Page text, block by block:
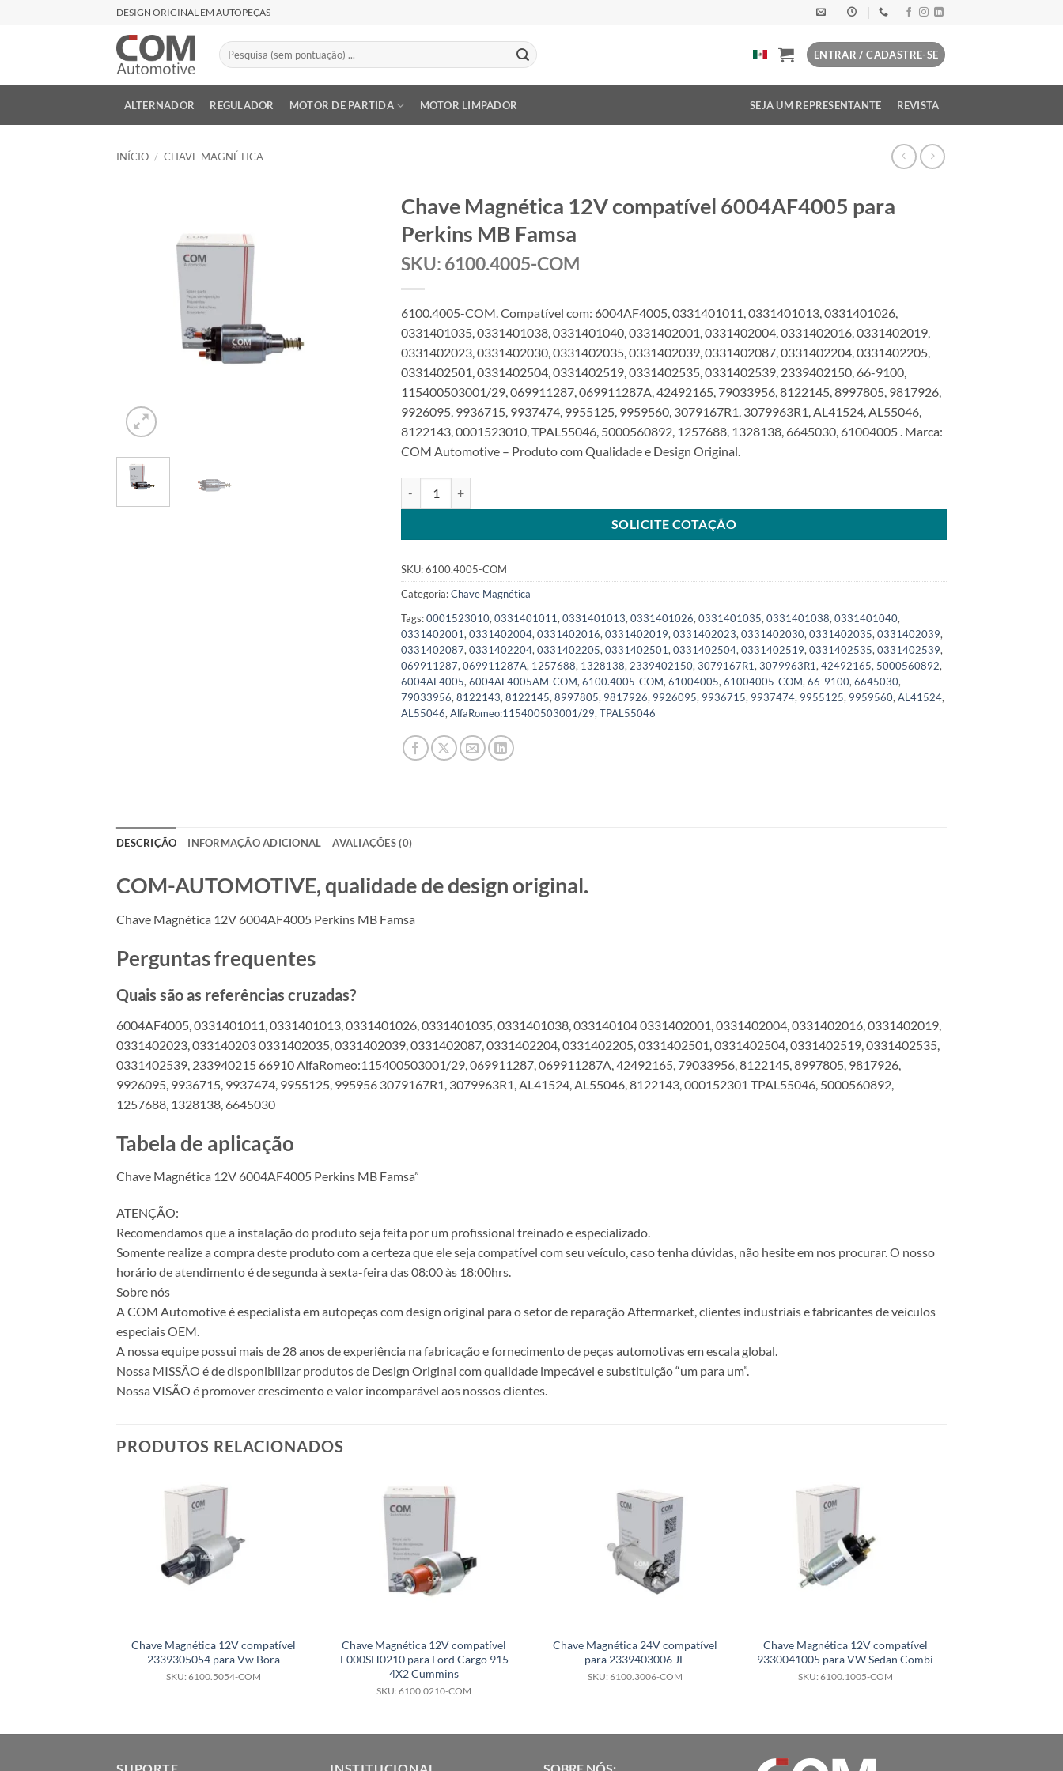
DESIGN ORIGINAL EM AUTOPEÇAS
Pesquisar
por:
ENTRAR / CADASTRE-SE
ALTERNADOR REGULADOR MOTOR DE PARTIDA MOTOR LIMPADOR SEJA UM REPRESENTANTE REVISTA
INÍCIO / CHAVE MAGNÉTICA
Chave Magnética 12V compatível 6004AF4005 para
Perkins MB Famsa
SKU: 6100.4005-COM
6100.4005-COM. Compatível com: 6004AF4005, 0331401011, 0331401013, 0331401026,
0331401035, 0331401038, 0331401040, 0331402001, 0331402004, 0331402016, 0331402019,
0331402023, 0331402030, 0331402035, 0331402039, 0331402087, 0331402204, 0331402205,
0331402501, 0331402504, 0331402519, 0331402535, 0331402539, 2339402150, 66-9100,
115400503001/29, 069911287, 069911287A, 42492165, 79033956, 8122145, 8997805, 9817926,
9926095, 9936715, 9937474, 9955125, 9959560, 3079167R1, 3079963R1, AL41524, AL55046,
8122143, 0001523010, TPAL55046, 5000560892, 1257688, 1328138, 6645030, 61004005 . Marca:
COM Automotive – Produto com Qualidade e Design Original.
SOLICITE COTAÇÃO
SKU:6100.4005-COM
Categoria:Chave Magnética
Tags:0001523010, 0331401011, 0331401013, 0331401026, 0331401035, 0331401038, 0331401040,
0331402001, 0331402004, 0331402016, 0331402019, 0331402023, 0331402030, 0331402035, 0331402039,
0331402087, 0331402204, 0331402205, 0331402501, 0331402504, 0331402519, 0331402535, 0331402539,
069911287, 069911287A, 1257688, 1328138, 2339402150, 3079167R1, 3079963R1, 42492165, 5000560892,
6004AF4005, 6004AF4005AM-COM, 6100.4005-COM, 61004005, 61004005-COM, 66-9100, 6645030,
79033956, 8122143, 8122145, 8997805, 9817926, 9926095, 9936715, 9937474, 9955125, 9959560, AL41524,
AL55046, AlfaRomeo:115400503001/29, TPAL55046
DESCRIÇÃO INFORMAÇÃO ADICIONAL AVALIAÇÕES (0)
COM-AUTOMOTIVE, qualidade de design original.
Chave Magnética 12V 6004AF4005 Perkins MB Famsa
Perguntas frequentes
Quais são as referências cruzadas?
6004AF4005, 0331401011, 0331401013, 0331401026, 0331401035, 0331401038, 033140104 0331402001, 0331402004, 0331402016, 0331402019,
0331402023, 033140203 0331402035, 0331402039, 0331402087, 0331402204, 0331402205, 0331402501, 0331402504, 0331402519, 0331402535,
0331402539, 233940215 66910 AlfaRomeo:115400503001/29, 069911287, 069911287A, 42492165, 79033956, 8122145, 8997805, 9817926,
9926095, 9936715, 9937474, 9955125, 995956 3079167R1, 3079963R1, AL41524, AL55046, 8122143, 000152301 TPAL55046, 5000560892,
1257688, 1328138, 6645030
Tabela de aplicação
Chave Magnética 12V 6004AF4005 Perkins MB Famsa”
ATENÇÃO:
Recomendamos que a instalação do produto seja feita por um profissional treinado e especializado.
Somente realize a compra deste produto com a certeza que ele seja compatível com seu veículo, caso tenha dúvidas, não hesite em nos procurar. O nosso
horário de atendimento é de segunda à sexta-feira das 08:00 às 18:00hrs.
Sobre nós
A COM Automotive é especialista em autopeças com design original para o setor de reparação Aftermarket, clientes industriais e fabricantes de veículos
especiais OEM.
A nossa equipe possui mais de 28 anos de experiência na fabricação e fornecimento de peças automotivas em escala global.
Nossa MISSÃO é de disponibilizar produtos de Design Original com qualidade impecável e substituição “um para um”.
Nossa VISÃO é promover crescimento e valor incomparável aos nossos clientes.
PRODUTOS RELACIONADOS
Chave Magnética 12V compatível
2339305054 para Vw Bora
SKU: 6100.5054-COM
Chave Magnética 12V compatível
F000SH0210 para Ford Cargo 915
4X2 Cummins
SKU: 6100.0210-COM
Chave Magnética 24V compatível
para 2339403006 JE
SKU: 6100.3006-COM
Chave Magnética 12V compatível
9330041005 para VW Sedan Combi
SKU: 6100.1005-COM